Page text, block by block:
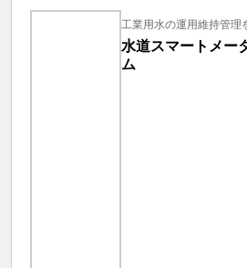
工業用水の運用維持管理
水道スマートメー
ム